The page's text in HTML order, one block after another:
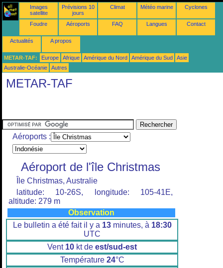
Images
satellite
Prévisions 10
jours
Climat Météo marine Cyclones
Foudre Aéroports FAQ Langues Contact
Actualités A propos
METAR-TAF: Europe Afrique Amérique du Nord Amérique du Sud
Asie
Australie-Océanie
Autres
METAR-TAF
Aéroports :
Aéroport de l'île Christmas
Île Christmas, Australie
latitude: 10-26S, longitude: 105-41E,
altitude: 279 m
Observation
Le bulletin a été fait il y a 13minutes, à 18:30
UTC
Vent 10 kt de est/sud-est
Température 24°C